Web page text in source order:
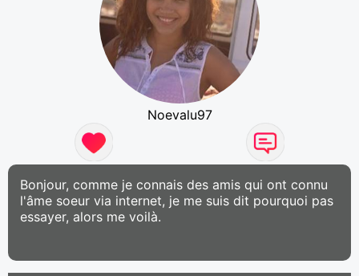
Noevalu97
Bonjour, comme je connais des amis qui ont connu
l'âme soeur via internet, je me suis dit pourquoi pas
essayer, alors me voilà.